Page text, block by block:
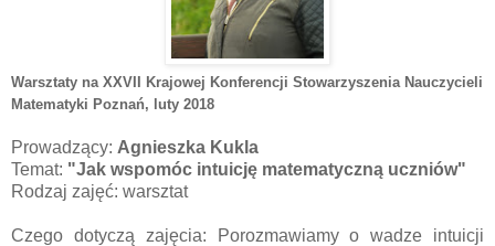
Warsztaty na XXVII Krajowej Konferencji Stowarzyszenia Nauczycieli
Matematyki Poznań, luty 2018
Prowadzący: Agnieszka Kukla
Temat: "Jak wspomóc intuicję matematyczną uczniów"
Rodzaj zajęć: warsztat
Czego dotyczą zajęcia: Porozmawiamy o wadze intuicji